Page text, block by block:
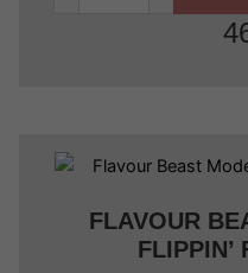
FLAVOUR
FLIPPIN’